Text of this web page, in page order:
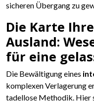
sicheren Übergang zu
Die Karte
Ausland:
für eine
Die Bewältigung eines
komplexen Verlagerung
tadellose Methodik. Hier